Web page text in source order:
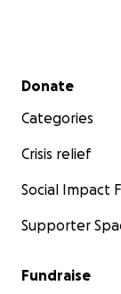
Secondary menu
Donate
Categories
Crisis relief
Social Impact
Supporter
Fundraise